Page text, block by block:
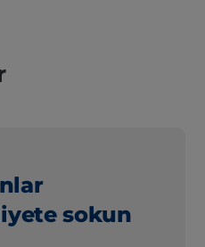
sokun